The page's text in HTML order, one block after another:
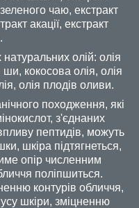
чаю, екстракт
акації, екстракт
олій: олія
ши, кокосова олія, олія
олія плодів оливи.
походження, які
з'єднаних
пептидів, можуть
шкіра підтягнеться,
опір численним
поліпшиться.
контурів обличчя,
шкіри, зміцненню